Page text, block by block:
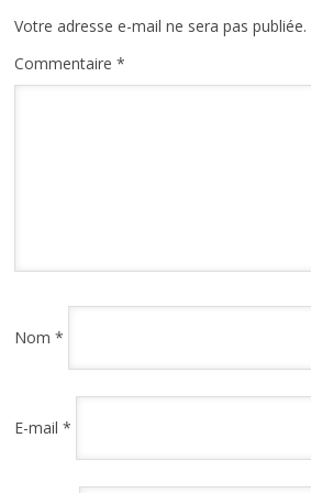
Votre adresse e-mail ne sera pas publiée.
Commentaire *
Nom *
E-mail *